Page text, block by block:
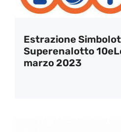
Estrazione
Superenalotto
marzo 2023